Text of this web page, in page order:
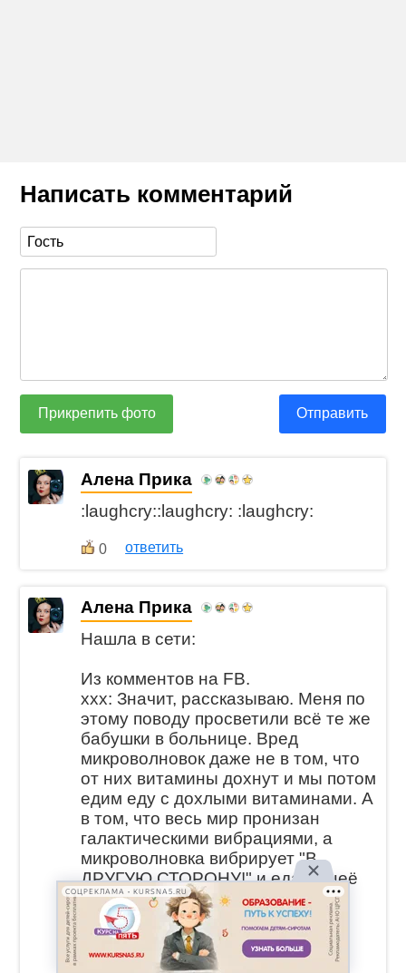
Написать комментарий
Прикрепить фото Отправить
Алена Прика
:laughcry::laughcry: :laughcry:
0 ответить
Алена Прика
Нашла в сети:
Из комментов на FB.
xxx: Значит, рассказываю. Меня по
этому поводу просветили всё те же
бабушки в больнице. Вред
микроволновок даже не в том, что
от них витамины дохнут и мы потом
едим еду с дохлыми витаминами. А
в том, что весь мир пронизан
галактическими вибрациями, а
микроволновка вибрирует "В
ДРУГУЮ СТОРОНУ!" и еда из неё
не туда вибрирует. Ну и
соответственно те, кто её съели,
неделю потом в другую сторону
вибрируют.
СОЦРЕКЛАМА • KURSNA5.RU